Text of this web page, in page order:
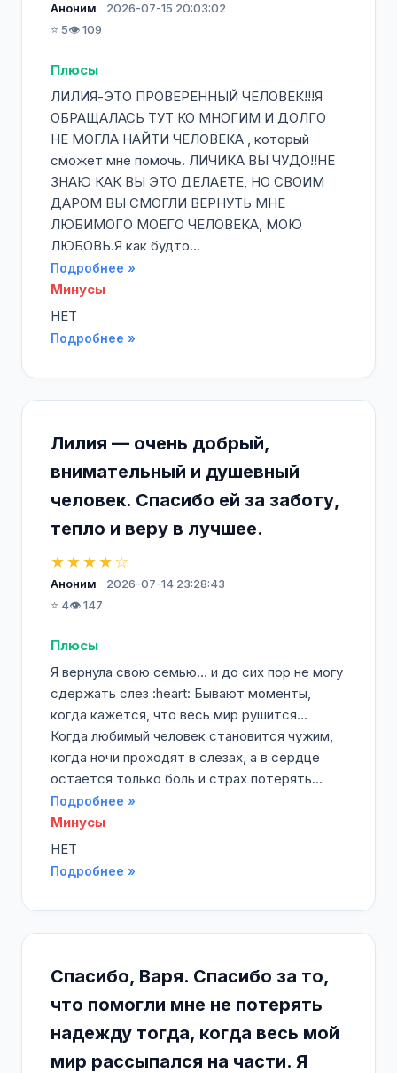
Аноним
2026-07-15 20:03:02
⭐ 5👁️ 109
Плюсы
ЛИЛИЯ-ЭТО ПРОВЕРЕННЫЙ ЧЕЛОВЕК!!!Я
ОБРАЩАЛАСЬ ТУТ КО МНОГИМ И ДОЛГО
НЕ МОГЛА НАЙТИ ЧЕЛОВЕКА , который
сможет мне помочь. ЛИЧИКА ВЫ ЧУДО!!НЕ
ЗНАЮ КАК ВЫ ЭТО ДЕЛАЕТЕ, НО СВОИМ
ДАРОМ ВЫ СМОГЛИ ВЕРНУТЬ МНЕ
ЛЮБИМОГО МОЕГО ЧЕЛОВЕКА, МОЮ
ЛЮБОВЬ.Я как будто...
Подробнее »
Минусы
НЕТ
Подробнее »
Лилия — очень добрый,
внимательный и душевный
человек. Спасибо ей за заботу,
тепло и веру в лучшее.
★★★★☆
Аноним
2026-07-14 23:28:43
⭐ 4👁️ 147
Плюсы
Я вернула свою семью… и до сих пор не могу
сдержать слез :heart: Бывают моменты,
когда кажется, что весь мир рушится…
Когда любимый человек становится чужим,
когда ночи проходят в слезах, а в сердце
остается только боль и страх потерять...
Подробнее »
Минусы
НЕТ
Подробнее »
Спасибо, Варя. Спасибо за то,
что помогли мне не потерять
надежду тогда, когда весь мой
мир рассыпался на части. Я